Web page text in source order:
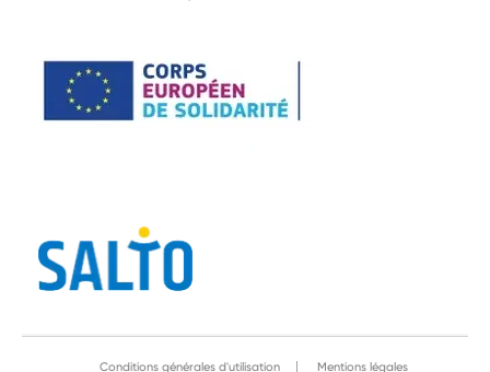
Conditions générales d'utilisation Mentions légales